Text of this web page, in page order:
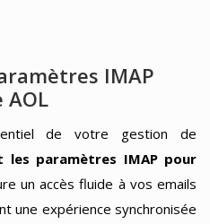
IMAP
de votre gestion de
les paramètres IMAP pour
un accès fluide à vos emails
une expérience synchronisée